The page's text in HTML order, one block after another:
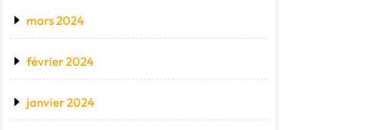
mars 2024
février 2024
janvier 2024